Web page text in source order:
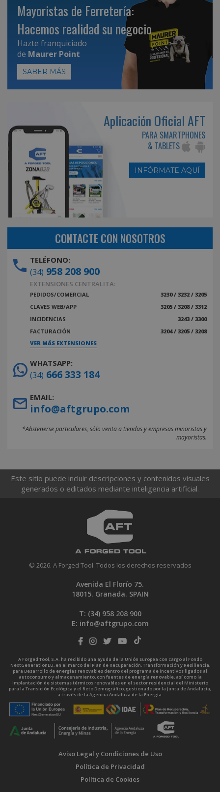
Mayoristas de Ferretería:
Hacemos realidad su negocio
Hazte franquiciado
de Maurer Point
SABER MÁS
Aplicación Oficial AFT
PARA SMARTPHONES
& TABLETS
INFÓRMATE AQUÍ
CONTACTE CON NOSOTROS
TELÉFONO:
(34) 958 208 900
EXTENSIONES CENTRALITA:
PEDIDOS/COMERCIAL
3230 / 3232 / 3205
CLAVES WEB/APP
3205 / 3208 / 3312
INCIDENCIAS
3243 / 3300
FACTURACIÓN
3204 / 3205 / 3208
VER MÁS EXTENSIONES
WHATSAPP:
(34) 666 333 184
EMAIL:
info@aftgrupo.com
*Abstenerse particulares, sólo venta a tiendas y empresas minoristas y
mayoristas.
Este sitio puede incluir descripciones y contenidos visuales
generados o editados mediante inteligencia artificial.
© 2026. A Forged Tool. Todos los derechos reservados
Avenida El Florío 75.
18015. Granada. SPAIN
T: (34) 958 208 900
E: info@aftgrupo.com
A Forged Tool, S.A. ha recibido una ayuda de la Unión Europea con cargo al Fondo
NextGenerationEU, en el marco del Plan de Recuperación, Transformación y Resiliencia,
para Desarrollo de energías renovables dentro del programa de incentivos ligados al
autoconsumo y almacenamiento, con fuentes de energía renovable, así como la
implantación de sistemas térmicos renovables en el sector residencial del Ministerio
para la Transición Ecológica y el Reto Demográfico, gestionado por la Junta de Andalucía,
a través de la Agencia Andaluza de la Energía.
Aviso Legal y Condiciones de Uso
Política de Privacidad
Política de Cookies